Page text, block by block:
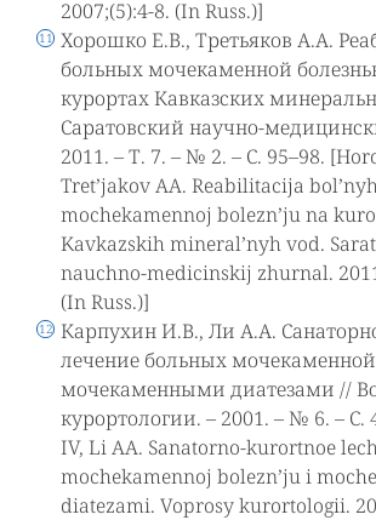
2007;(5):4-8. (In Russ.)]
Хорошко Е.В., Третьяков А.А.
больных мочекаменной
курортах Кавказских
Саратовский научно-
2011. – Т. 7. – № 2. – С. 95–98.
Tret’jakov AA. Reabilitacija
mochekamennoj bolezn’ju na
Kavkazskih mineral’nyh vod.
nauchno-medicinskij zhurnal.
(In Russ.)]
Карпухин И.В., Ли А.А.
лечение больных
мочекаменными диатезами //
курортологии. – 2001. – № 6. –
IV, Li AA. Sanatorno-kurortnoe
mochekamennoj bolezn’ju i
diatezami. Voprosy kurortologii.